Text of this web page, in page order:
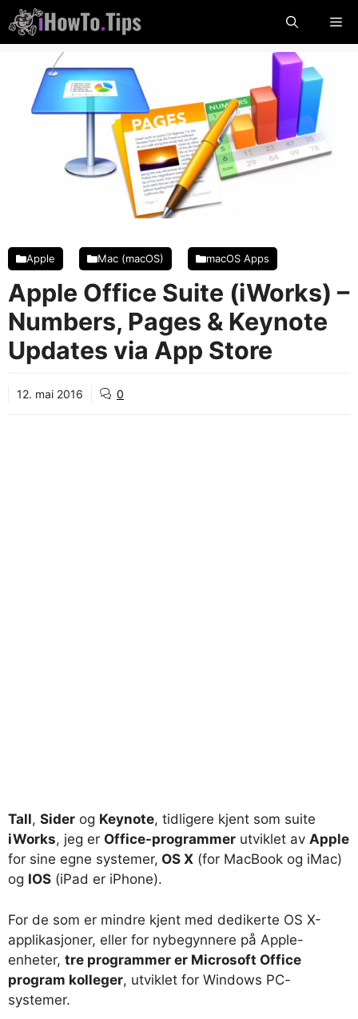
Hopp
til
innhold
Apple Mac (macOS) macOS Apps
Apple Office Suite (iWorks) –
Numbers, Pages & Keynote
Updates via App Store
12. mai 2016 0
Tall, Sider og Keynote, tidligere kjent som suite
iWorks, jeg er Office-programmer utviklet av Apple
for sine egne systemer, OS X (for MacBook og iMac)
og IOS (iPad er iPhone).
For de som er mindre kjent med dedikerte OS X-
applikasjoner, eller for nybegynnere på Apple-
enheter, tre programmer er Microsoft Office
program kolleger, utviklet for Windows PC-
systemer.